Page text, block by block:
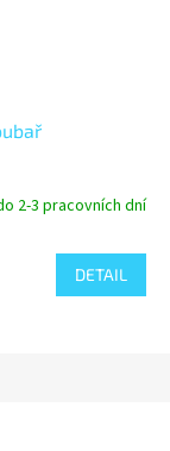
2-3 pracovních dní
DETAIL